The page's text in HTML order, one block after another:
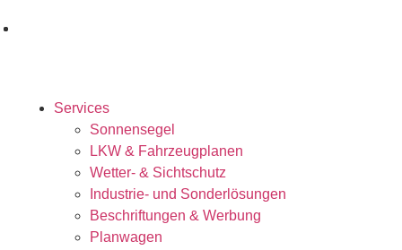
Services
Sonnensegel
LKW & Fahrzeugplanen
Wetter- & Sichtschutz
Industrie- und Sonderlösungen
Beschriftungen & Werbung
Planwagen